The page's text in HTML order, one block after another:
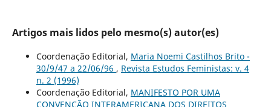
Artigos mais lidos pelo mesmo(s) autor(es)
Coordenação Editorial, Maria Noemi Castilhos Brito -
30/9/47 a 22/06/96 , Revista Estudos Feministas: v. 4
n. 2 (1996)
Coordenação Editorial, MANIFESTO POR UMA
CONVENÇÃO INTERAMERICANA DOS DIREITOS